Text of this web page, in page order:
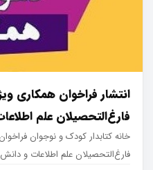
انتشار فراخوان همکاری
فارغ‌التحصیلان علم
خانه کتابدار کودک و نوجوان
فارغ‌التحصیلان علم اطلاعات و